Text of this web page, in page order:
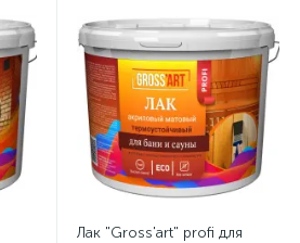
Лак "Gross'art" profi для